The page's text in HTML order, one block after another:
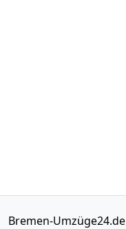
Bremen-Umzüge24.de